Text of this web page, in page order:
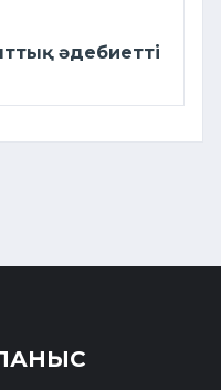
әдебиетті